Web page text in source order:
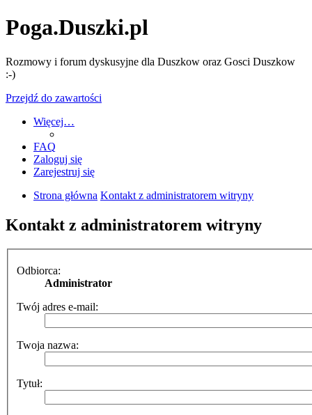
Poga.Duszki.pl
Rozmowy i forum dyskusyjne dla Duszkow oraz Gosci Duszkow
:-)
Przejdź do zawartości
Więcej…
FAQ
Zaloguj się
Zarejestruj się
Strona główna Kontakt z administratorem witryny
Kontakt z administratorem witryny
Odbiorca:
Administrator
Twój adres e-mail:
Twoja nazwa:
Tytuł: